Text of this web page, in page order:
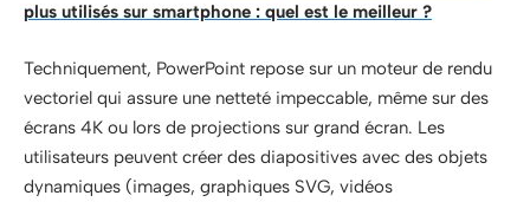
plus utilisés sur smartphone : quel est le meilleur ?
Techniquement, PowerPoint repose sur un moteur de rendu
vectoriel qui assure une netteté impeccable, même sur des
écrans 4K ou lors de projections sur grand écran. Les
utilisateurs peuvent créer des diapositives avec des objets
dynamiques (images, graphiques SVG, vidéos